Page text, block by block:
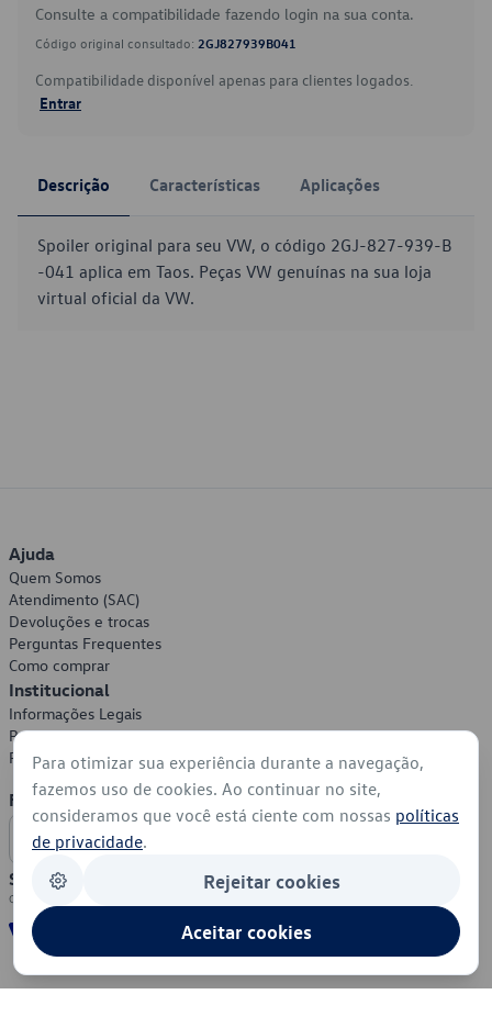
Consulte a compatibilidade fazendo login na sua conta.
Código original consultado: 2GJ827939B041
Compatibilidade disponível apenas para clientes logados.
Entrar
Descrição Características Aplicações
Spoiler original para seu VW, o código 2GJ-827-939-B
-041 aplica em Taos. Peças VW genuínas na sua loja
virtual oficial da VW.
Ajuda
Quem Somos
Atendimento (SAC)
Devoluções e trocas
Perguntas Frequentes
Como comprar
Institucional
Informações Legais
Política de Privacidade
Política de Cookies
Formas de Pagamento
Segurança
Para otimizar sua experiência durante a navegação,
fazemos uso de cookies. Ao continuar no site,
consideramos que você está ciente com nossas políticas
de privacidade.
Rejeitar cookies
Aceitar cookies